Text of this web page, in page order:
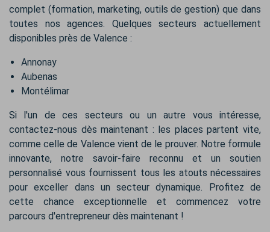
complet (formation, marketing, outils de gestion) que dans
toutes nos agences. Quelques secteurs actuellement
disponibles près de Valence :
Annonay
Aubenas
Montélimar
Si l'un de ces secteurs ou un autre vous intéresse,
contactez-nous dès maintenant : les places partent vite,
comme celle de Valence vient de le prouver. Notre formule
innovante, notre savoir-faire reconnu et un soutien
personnalisé vous fournissent tous les atouts nécessaires
pour exceller dans un secteur dynamique. Profitez de
cette chance exceptionnelle et commencez votre
parcours d'entrepreneur dès maintenant !